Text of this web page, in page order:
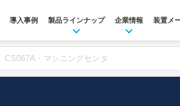
導入事例 製品ラインナップ 企業情報 装置メ